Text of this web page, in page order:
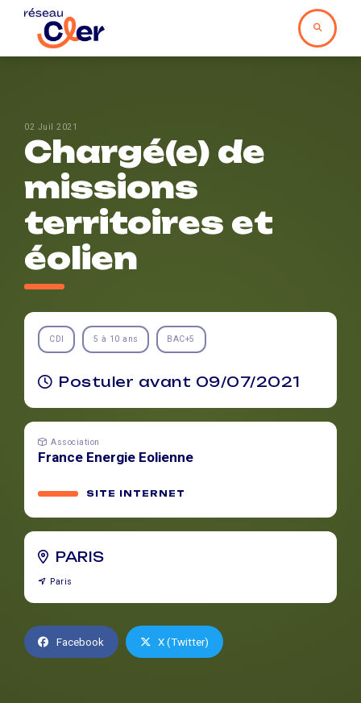
02 Juil 2021
Chargé(e) de
missions
territoires et
éolien
CDI 5 à 10 ans BAC+5
Postuler avant 09/07/2021
Association
France Energie Eolienne
SITE INTERNET
PARIS
Paris
Facebook X (Twitter)